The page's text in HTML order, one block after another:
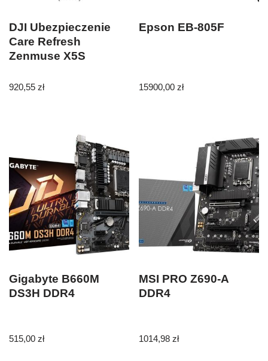
DJI Ubezpieczenie
Care Refresh
Zenmuse X5S
920,55 zł
Epson EB-805F
15900,00zł
Gigabyte B660M
DS3H DDR4
515,00 zł
MSI PRO Z690-A
DDR4
1014,98zł